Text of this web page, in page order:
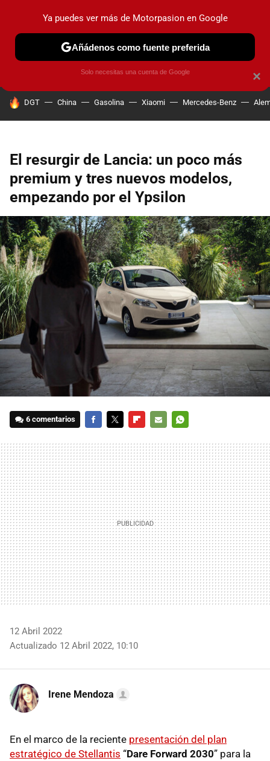
PRUEBAS COCHES ELÉCTRICOS OBSERVATORIO
HOY SE HABLA DE
DGT China Gasolina Xiaomi Mercedes-Benz
El resurgir de Lancia: un poco más
premium y tres nuevos modelos,
empezando por el Ypsilon
6 comentarios
MAIL
12 Abril 2022
Actualizado 12 Abril 2022, 10:10
Irene Mendoza
En el marco de la reciente presentación del plan
estratégico de Stellantis “Dare Forward 2030” para la
×
Ya puedes ver más de Motorpasion en Google
Añádenos como fuente preferida
Solo necesitas una cuenta de Google